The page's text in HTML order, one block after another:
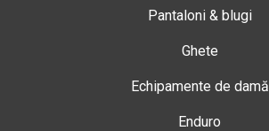
Pantaloni & blugi
Ghete
Echipamente de damă
Enduro